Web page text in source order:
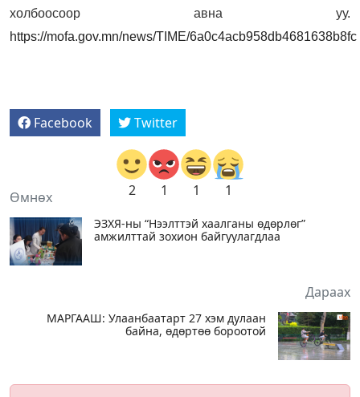
холбоосоор авна уу.
https://mofa.gov.mn/news/TIME/6a0c4acb958db4681638b8fc
Facebook Twitter
2 1 1 1
Өмнөх
ЭЗХЯ-ны “Нээлттэй хаалганы өдөрлөг”
амжилттай зохион байгуулагдлаа
Дараах
МАРГААШ: Улаанбаатарт 27 хэм дулаан
байна, өдөртөө бороотой